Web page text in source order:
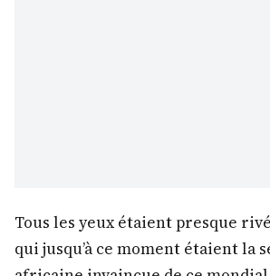
Tous les yeux étaient presque
qui jusqu’à ce moment étaient la